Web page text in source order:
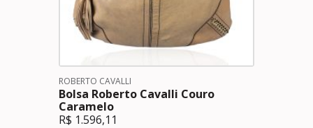
ROBERTO CAVALLI
Bolsa Roberto Cavalli Couro
Caramelo
R$ 1.596,11